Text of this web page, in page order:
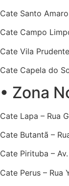
Cate Santo
Cate Campo
Cate Vila
Cate Capela do
• Zona
Cate Lapa – Rua
Cate Butantã –
Cate Pirituba –
Cate Perus – Rua